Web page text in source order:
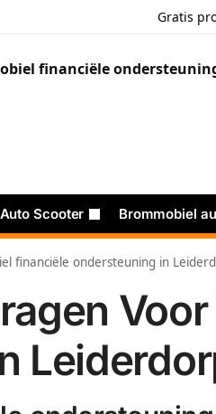
Gratis
Auto Scooter Brommobiel
financiële ondersteuning in